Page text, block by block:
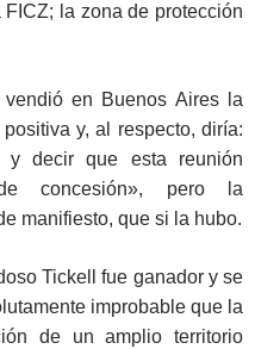
la zona de protección
en Buenos Aires la
y, al respecto, diría:
decir que esta reunión
concesión», pero la
manifiesto, que si la hubo.
Tickell fue ganador y se
improbable que la
de un amplio territorio